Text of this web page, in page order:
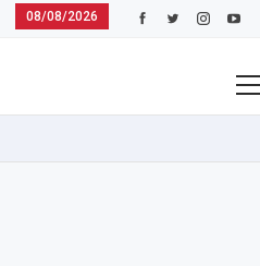
08/08/2026